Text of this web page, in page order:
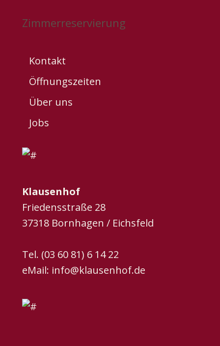
Zimmerreservierung
Kontakt
Öffnungszeiten
Über uns
Jobs
Klausenhof
Friedensstraße 28
37318 Bornhagen / Eichsfeld
Tel. (03 60 81) 6 14 22
eMail: info@klausenhof.de